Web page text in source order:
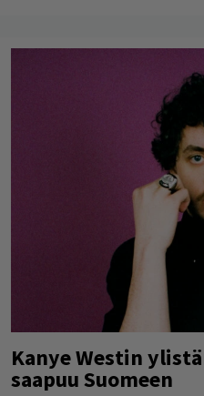
Kanye Westin
saapuu Suomeen